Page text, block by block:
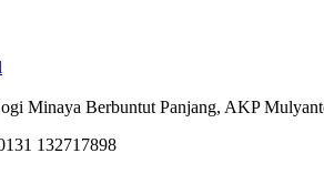
Minaya Berbuntut Panjang, AKP